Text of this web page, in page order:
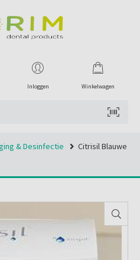
Winkelwagen
Inloggen
& Desinfectie
Citrisil Blauwe